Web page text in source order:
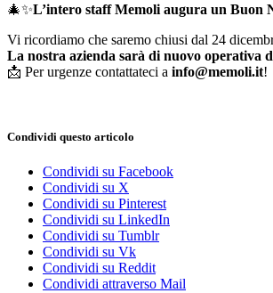
🎄✨L’intero staff Memoli augura un Buon
Vi ricordiamo che saremo chiusi dal 24
La nostra azienda sarà di nuovo operativa
📩 Per urgenze contattateci a info@memoli.it!
Condividi questo articolo
Condividi su Facebook
Condividi su X
Condividi su Pinterest
Condividi su LinkedIn
Condividi su Tumblr
Condividi su Vk
Condividi su Reddit
Condividi attraverso Mail